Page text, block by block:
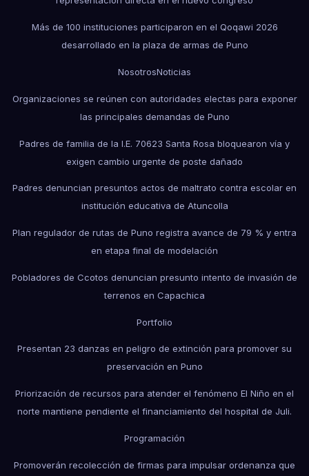
Más de 100 instituciones participaron en el Qoqawi 2026
desarrollado en la plaza de armas de Puno
NosotrosNoticias
Organizaciones se reúnen con autoridades electas para exponer
las principales demandas de Puno
Padres de familia de la I.E. 70623 Santa Rosa bloquearon vía y
exigen cambio urgente de poste dañado
Padres denuncian presuntos actos de maltrato contra escolar en
institución educativa de Atuncolla
Plan regulador de rutas de Puno registra avance de 79 % y entra
en etapa final de modelación
Pobladores de Ccotos denuncian presunto intento de invasión de
terrenos en Capachica
Portfolio
Presentan 23 danzas en peligro de extinción para promover su
preservación en Puno
Priorización de recursos para atender el fenómeno El Niño en el
norte mantiene pendiente el financiamiento del hospital de Juli.
Programación
Promoverán recolección de firmas para impulsar ordenanza que